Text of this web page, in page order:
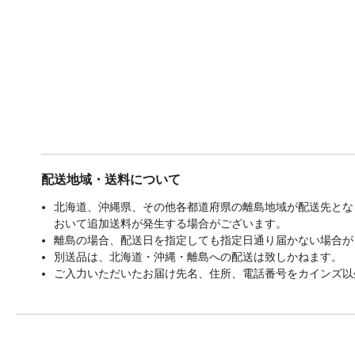
配送地域・送料について
北海道、沖縄県、その他各都道府県の離島地域が配送先と
おいて追加送料が発生する場合がございます。
離島の場合、配送日を指定しても指定日通り届かない場合
別送品は、北海道・沖縄・離島への配送は致しかねます。
ご入力いただいたお届け先名、住所、電話番号をカインズ